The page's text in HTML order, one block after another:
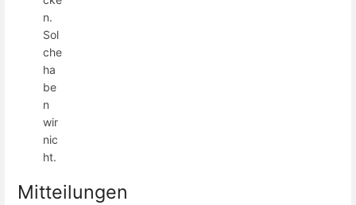
n.
Sol
che
ha
be
n
wir
nic
ht.
Mitteilungen